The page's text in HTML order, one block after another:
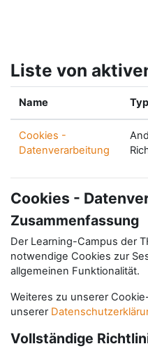
Liste von
Name Typ
Cookies -
Datenverarbeitung
Cookies -
Zusammenfassung
Der Learning-Campus der
notwendige Cookies zur
allgemeinen Funktionalität.
Weiteres zu unserer
unserer
Vollständige